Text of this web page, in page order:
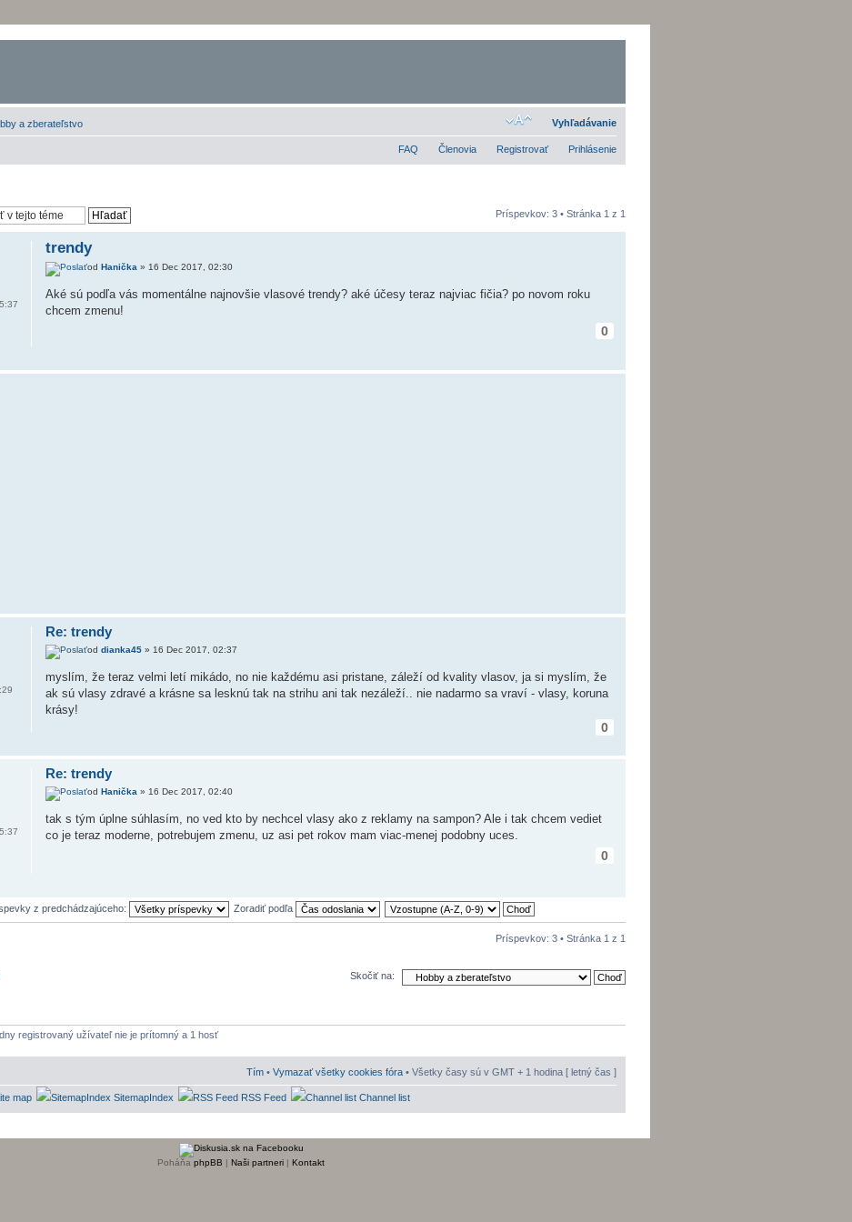
a zberateľstvo Vyhľadávanie
FAQ Členovia Registrovať Prihlásenie
Príspevkov: 3 • Stránka 1 z 1
trendy
odHanička » 16 Dec 2017, 02:30
Aké sú podľa vás momentálne najnovšie vlasové trendy? aké účesy teraz najviac fičia? po novom roku
chcem zmenu!
0
Re: trendy
oddianka45 » 16 Dec 2017, 02:37
myslím, že teraz velmi letí mikádo, no nie každému asi pristane, záleží od kvality vlasov, ja si myslím, že
ak sú vlasy zdravé a krásne sa lesknú tak na strihu ani tak nezáleží.. nie nadarmo sa vraví - vlasy, koruna
krásy!
0
Re: trendy
odHanička » 16 Dec 2017, 02:40
tak s tým úplne súhlasím, no ved kto by nechcel vlasy ako z reklamy na sampon? Ale i tak chcem vediet
co je teraz moderne, potrebujem zmenu, uz asi pet rokov mam viac-menej podobny uces.
0
z predchádzajúceho: Zoradiť podľa
Príspevkov: 3 • Stránka 1 z 1
Skočiť na:
registrovaný užívateľ nie je prítomný a 1 hosť
Tím • Vymazať všetky cookies fóra • Všetky časy sú v GMT + 1 hodina [ letný čas ]
map SitemapIndex RSS Feed Channel list
Poháňa phpBB | Naši partneri | Kontakt